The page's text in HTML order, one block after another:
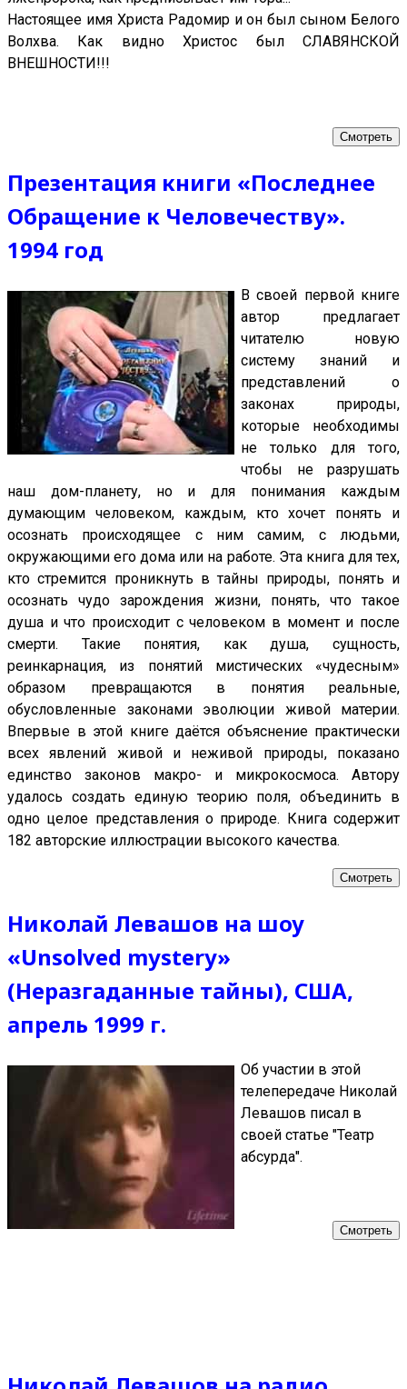
Настоящее имя Христа Радомир и он был сыном Белого
Волхва. Как видно Христос был СЛАВЯНСКОЙ
ВНЕШНОСТИ!!!
Смотреть
Презентация книги «Последнее
Обращение к Человечеству».
1994 год
В своей первой книге
автор предлагает
читателю новую
систему знаний и
представлений о
законах природы,
которые необходимы
не только для того,
чтобы не разрушать
наш дом-планету, но и для понимания каждым
думающим человеком, каждым, кто хочет понять и
осознать происходящее с ним самим, с людьми,
окружающими его дома или на работе. Эта книга для тех,
кто стремится проникнуть в тайны природы, понять и
осознать чудо зарождения жизни, понять, что такое
душа и что происходит с человеком в момент и после
смерти. Такие понятия, как душа, сущность,
реинкарнация, из понятий мистических «чудесным»
образом превращаются в понятия реальные,
обусловленные законами эволюции живой материи.
Впервые в этой книге даётся объяснение практически
всех явлений живой и неживой природы, показано
единство законов макро- и микрокосмоса. Автору
удалось создать единую теорию поля, объединить в
одно целое представления о природе. Книга содержит
182 авторские иллюстрации высокого качества.
Смотреть
Николай Левашов на шоу
«Unsolved mystery»
(Неразгаданные тайны), США,
апрель 1999 г.
Об участии в этой
телепередаче Николай
Левашов писал в
своей статье "Театр
абсурда".
Смотреть